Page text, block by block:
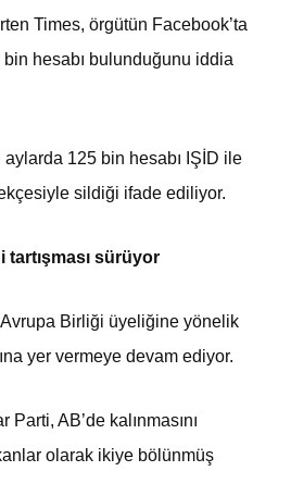
Times, örgütün Facebook’ta
hesabı bulunduğunu iddia
aylarda 125 bin hesabı IŞİD ile
sildiği ifade ediliyor.
tartışması sürüyor
Birliği üyeliğine yönelik
yer vermeye devam ediyor.
Parti, AB’de kalınmasını
olarak ikiye bölünmüş